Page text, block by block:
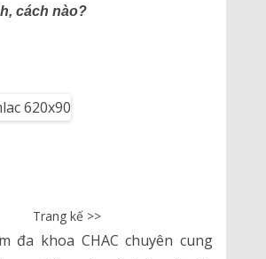
cách nào?
Trang kế >>
đa khoa CHAC chuyên cung